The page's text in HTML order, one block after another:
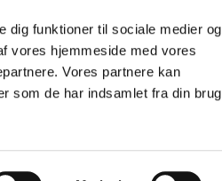
dig funktioner til sociale medier og
vores hjemmeside med vores
Vores partnere kan
som de har indsamlet fra din brug
fakturaer.
(CVR-nummeret er 12544405)